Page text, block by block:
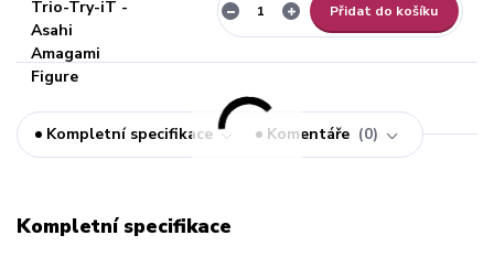
Přidat do košíku
Kompletní specifikace Komentáře 0
Kompletní specifikace